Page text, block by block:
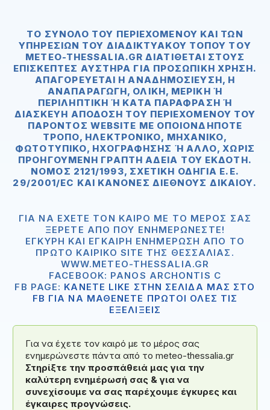
ΤΟ ΣΎΝΟΛΟ ΤΟΥ ΠΕΡΙΕΧΟΜΈΝΟΥ ΚΑΙ ΤΩΝ
ΥΠΗΡΕΣΙΏΝ ΤΟΥ ΔΙΑΔΙΚΤΥΑΚΟΎ ΤΌΠΟΥ ΤOΥ
METEO-THESSALIA.GR ΔΙΑΤΊΘΕΤΑΙ ΣΤΟΥΣ
ΕΠΙΣΚΈΠΤΕΣ ΑΥΣΤΗΡΆ ΓΙΑ ΠΡΟΣΩΠΙΚΉ ΧΡΉΣΗ.
ΑΠΑΓΟΡΕΥΕΤΑΙ Η ΑΝΑΔΗΜΟΣΊΕΥΣΗ, Η
ΑΝΑΠΑΡΑΓΩΓΉ, ΟΛΙΚΉ, ΜΕΡΙΚΉ Ή Π
ΕΡΙΛΗΠΤΙΚΉ Ή ΚΑΤΆ ΠΑΡΆΦΡΑΣΗ Ή ΔΙΑ
ΣΚΕΥΉ ΑΠΌΔΟΣΗ ΤΟΥ ΠΕΡΙΕΧΟΜΈΝΟΥ ΤΟΥ ΠΑΡ
ΌΝΤΟΣ WEBSITE ΜΕ ΟΠΟΙΟΝΔΉΠΟΤΕ ΤΡΌ
ΠΟ, ΗΛΕΚΤΡΟΝΙΚΌ, ΜΗΧΑΝΙΚΌ, ΦΩΤ
ΟΤΥΠΙΚΌ, ΗΧΟΓΡΆΦΗΣΗΣ Ή ΆΛΛΟ, ΧΩΡΊΣ ΠΡΟΗ
ΓΟΎΜΕΝΗ ΓΡΑΠΤΉ ΆΔΕΙΑ ΤΟΥ ΕΚΔΌΤΗ. ΝΌΜΟ
Σ 2121/1993, ΣΧΕΤΙΚΉ ΟΔΗΓΊΑ Ε.Ε. 29/2
001/EC ΚΑΙ ΚΑΝΌΝΕΣ ΔΙΕΘΝΟΎΣ ΔΙΚΑΊΟΥ.
ΓΙΑ ΝΑ ΈΧΕΤΕ ΤΟΝ ΚΑΙΡΌ ΜΕ ΤΟ ΜΈΡΟΣ ΣΑΣ
ΞΈΡΕΤΕ ΑΠΟ ΠΟΥ ΕΝΗΜΕΡΏΝΕΣΤΕ!
ΈΓΚΥΡΗ ΚΑΙ ΈΓΚΑΙΡΗ ΕΝΗΜΈΡΩΣΗ ΑΠΟ ΤΟ
ΠΡΏΤΟ ΚΑΙΡΙΚΌ SITE ΤΗΣ ΘΕΣΣΑΛΊΑΣ.
WWW.METEO-THESSALIA.GR
FACEBOOK: PANOS ARCHONTIS C
FB PAGE: ΚΑΝΕΤΕ LIKE ΣΤΗΝ ΣΕΛΙΔΑ ΜΑΣ ΣΤΟ
FB ΓΙΑ ΝΑ ΜΑΘΕΝΕΤΕ ΠΡΩΤΟΙ ΟΛΕΣ ΤΙΣ
ΕΞΕΛΙΞΕΙΣ
Για να έχετε τον καιρό με το μέρος σας
ενημερώνεστε πάντα από το meteo-thessalia.gr
Στηρίξτε την προσπάθειά μας για την
καλύτερη ενημέρωσή σας & για να
συνεχίσουμε να σας παρέχουμε έγκυρες και
έγκαιρες προγνώσεις.